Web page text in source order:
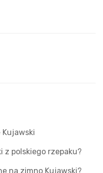
Kujawski
z polskiego rzepaku?
na zimno Kujawski?